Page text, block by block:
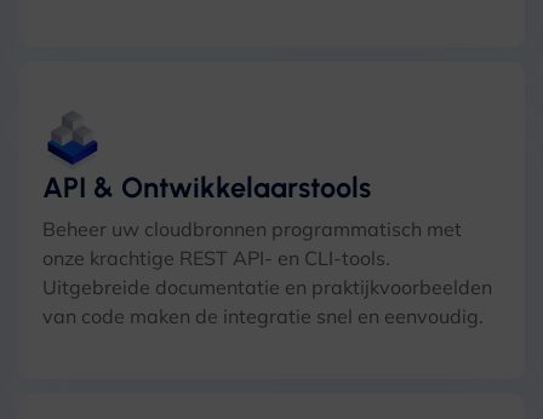
API & Ontwikkelaarstools
Beheer uw cloudbronnen programmatisch met
onze krachtige REST API- en CLI-tools.
Uitgebreide documentatie en praktijkvoorbeelden
van code maken de integratie snel en eenvoudig.